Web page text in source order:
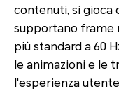
contenuti, si gioca
supportano frame
più standard a 60
le animazioni e le
l'esperienza